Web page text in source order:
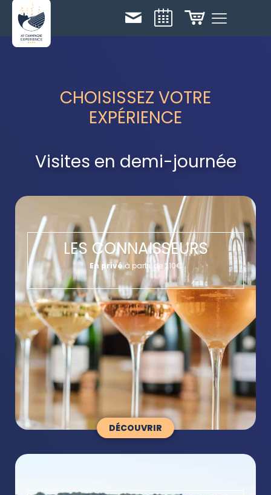
CHOISISSEZ VOTRE
EXPÉRIENCE
Visites en demi-journée
LES CONNAISSEURS
En privéà partir de 210€
DÉCOUVRIR